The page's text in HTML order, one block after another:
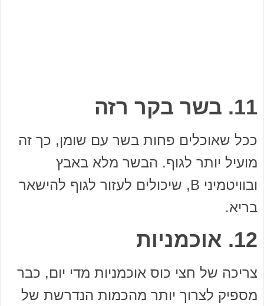
11. בשר בקר רזה
ככל שאוכלים פחות בשר עם שומן, כך זה
מועיל יותר לגוף. הבשר מלא באבץ
ובוויטמיני B, שיכולים לעזור לגוף להישאר
בריא.
12. אוכמניות
צריכה של חצי כוס אוכמניות מדי יום, כבר
מספיק לצרוך יותר מהכמות הנדרשת של